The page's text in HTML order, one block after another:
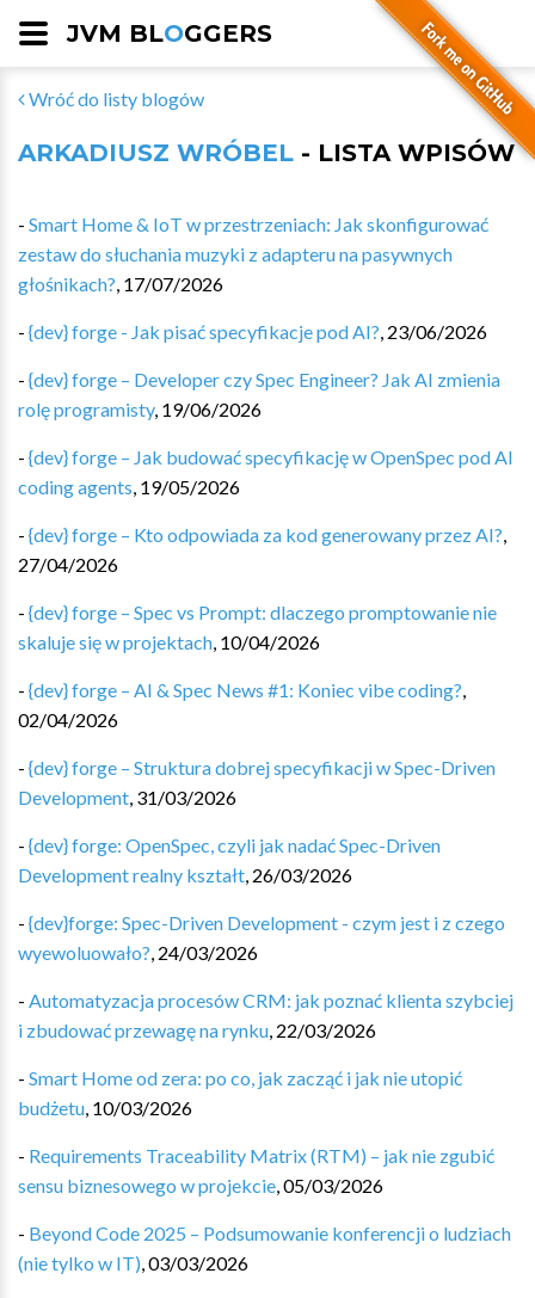
JVM BLOGGERS
Wróć do listy blogów
ARKADIUSZ WRÓBEL - LISTA WPISÓW
- Smart Home & IoT w przestrzeniach: Jak skonfigurować
zestaw do słuchania muzyki z adapteru na pasywnych
głośnikach?, 17/07/2026
- {dev} forge - Jak pisać specyfikacje pod AI?, 23/06/2026
- {dev} forge – Developer czy Spec Engineer? Jak AI zmienia
rolę programisty, 19/06/2026
- {dev} forge – Jak budować specyfikację w OpenSpec pod AI
coding agents, 19/05/2026
- {dev} forge – Kto odpowiada za kod generowany przez AI?,
27/04/2026
- {dev} forge – Spec vs Prompt: dlaczego promptowanie nie
skaluje się w projektach, 10/04/2026
- {dev} forge – AI & Spec News #1: Koniec vibe coding?,
02/04/2026
- {dev} forge – Struktura dobrej specyfikacji w Spec-Driven
Development, 31/03/2026
- {dev} forge: OpenSpec, czyli jak nadać Spec-Driven
Development realny kształt, 26/03/2026
- {dev}forge: Spec-Driven Development - czym jest i z czego
wyewoluowało?, 24/03/2026
- Automatyzacja procesów CRM: jak poznać klienta szybciej
i zbudować przewagę na rynku, 22/03/2026
- Smart Home od zera: po co, jak zacząć i jak nie utopić
budżetu, 10/03/2026
- Requirements Traceability Matrix (RTM) – jak nie zgubić
sensu biznesowego w projekcie,05/03/2026
- Beyond Code 2025 – Podsumowanie konferencji o ludziach
(nie tylko w IT),03/03/2026